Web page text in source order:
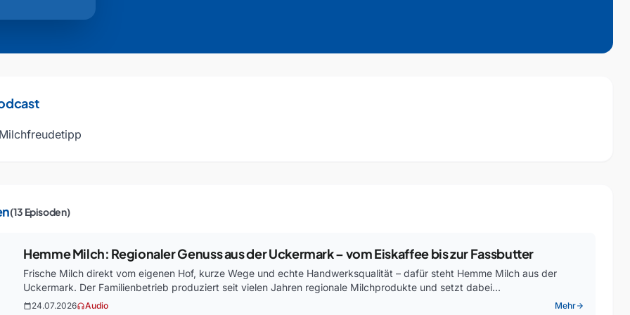
(13 Episoden)
Hemme Milch: Regionaler Genuss aus der Uckermark – vom Eiskaffee bis zur Fassbutter
Frische Milch direkt vom eigenen Hof, kurze Wege und echte Handwerksqualität – dafür steht Hemme Milch aus der
Uckermark. Der Familienbetrieb produziert seit vielen Jahren regionale Milchprodukte und setzt dabei…
calendar_today24.07.2026headphonesAudio Mehrarrow_forward